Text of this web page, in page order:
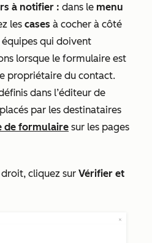
à notifier : dans le menu
les cases à cocher à côté
qui doivent
lorsque le formulaire est
propriétaire du contact.
dans l’éditeur de
par les destinataires
de formulaire sur les pages
droit, cliquez sur Vérifier et